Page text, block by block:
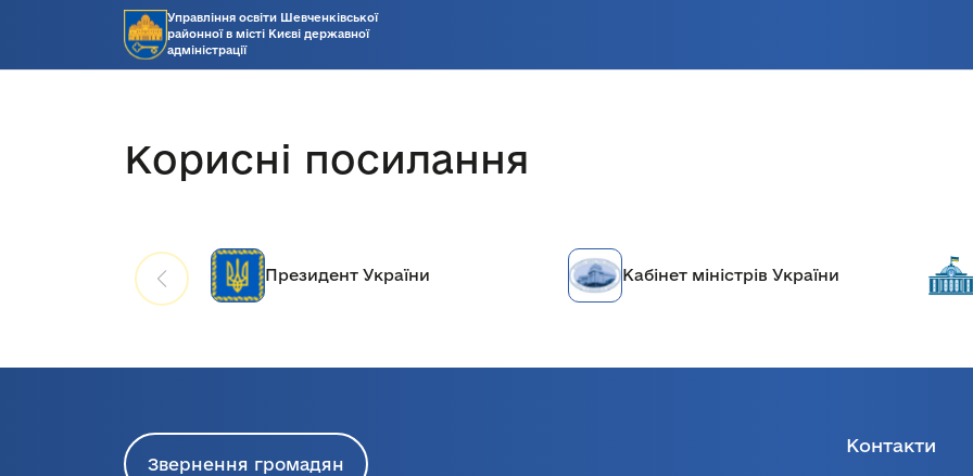
Управління освіти Шевченківської
районної в місті Києві державної
адміністрації
Корисні посилання
Президент України Кабінет міністрів України
Звернення громадян
Контакти